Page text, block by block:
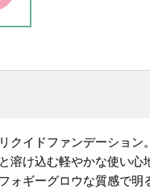
クイドファンデーション。
け込む軽やかな使い心
ギーグロウな質感で明